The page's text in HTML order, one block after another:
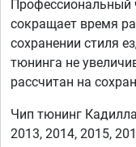
Профессиональный
сокращает время
сохранении стиля
тюнинга не
рассчитан на
Чип тюнинг
2013, 2014, 2015,